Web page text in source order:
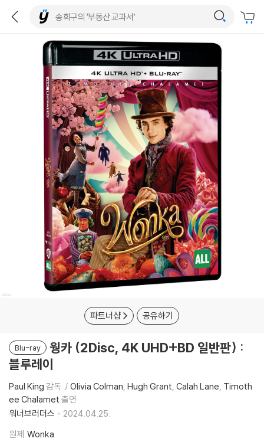
파트너샵 공유하기
Blu-ray
웡카 (2Disc, 4K UHD+BD 일반판) :
블루레이
Paul King 감독 Olivia Colman Hugh Grant Calah Lane Timoth
ee Chalamet 출연
워너브러더스
2024.04.25.
원제 Wonka